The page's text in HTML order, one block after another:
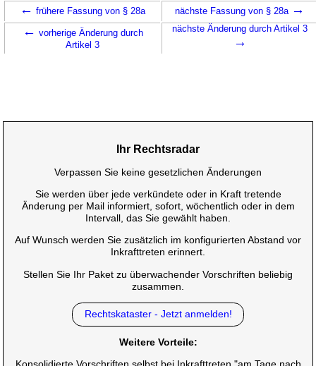
← frühere Fassung von § 28a nächste Fassung von § 28a →
← vorherige Änderung durch
Artikel 3
nächste Änderung durch Artikel 3
→
Ihr Rechtsradar
Verpassen Sie keine gesetzlichen Änderungen
Sie werden über jede verkündete oder in Kraft tretende
Änderung per Mail informiert, sofort, wöchentlich oder in dem
Intervall, das Sie gewählt haben.
Auf Wunsch werden Sie zusätzlich im konfigurierten Abstand vor
Inkrafttreten erinnert.
Stellen Sie Ihr Paket zu überwachender Vorschriften beliebig
zusammen.
Rechtskataster - Jetzt anmelden!
Weitere Vorteile: